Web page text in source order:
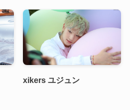
xikers ユジュン